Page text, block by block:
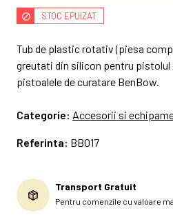
STOC EPUIZAT
Tub de plastic rotativ (piesa
greutati din silicon pentru pistolul
pistoalele de curatare BenBow.
Categorie: Accesorii si
Referinta: BB017
Transport Gratuit
Pentru comenzile cu valoare